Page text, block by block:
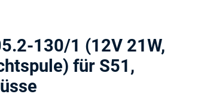
130/1 (12V 21W,
für S51,